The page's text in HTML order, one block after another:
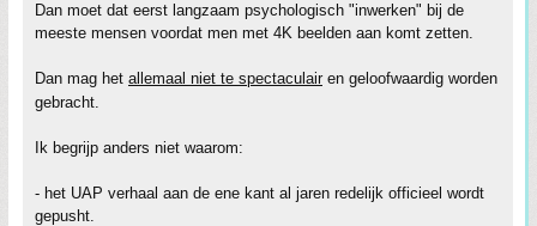
Dan moet dat eerst langzaam psychologisch "inwerken" bij de
meeste mensen voordat men met 4K beelden aan komt zetten.
Dan mag het allemaal niet te spectaculairen geloofwaardig worden
gebracht.
Ik begrijp anders niet waarom:
- het UAP verhaal aan de ene kant al jaren redelijk officieel wordt
gepusht.